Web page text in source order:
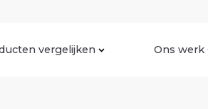
vergelijken Ons werk